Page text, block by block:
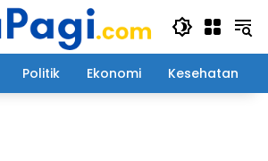
Politik Ekonomi Kesehatan